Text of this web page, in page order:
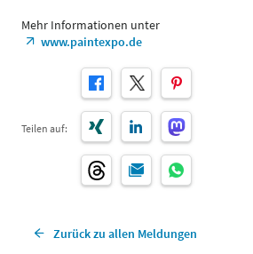
Mehr Informationen unter
www.paintexpo.de
Teilen auf:
Zurück zu allen Meldungen